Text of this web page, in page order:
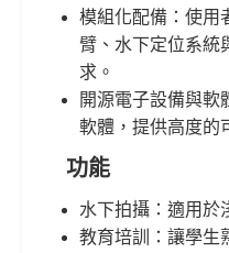
模組化配備：使用
臂、水下定位系統
求。
開源電子設備與軟
軟體，提供高度的
功能
水下拍攝：適用於
教育培訓：讓學生